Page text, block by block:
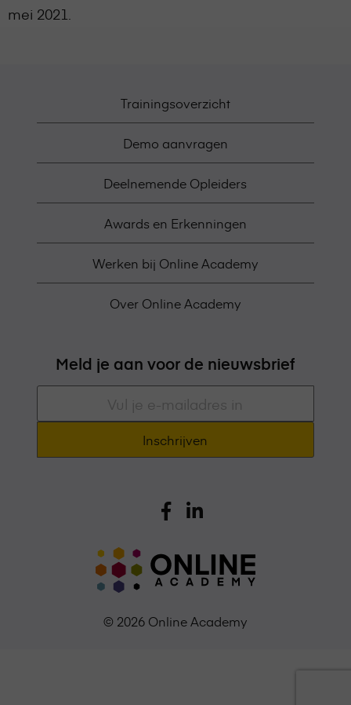
mei 2021.
Trainingsoverzicht
Demo aanvragen
Deelnemende Opleiders
Awards en Erkenningen
Werken bij Online Academy
Over Online Academy
Meld je aan voor de nieuwsbrief
*
© 2026 Online Academy